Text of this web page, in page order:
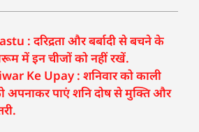
: दरिद्रता और बर्बादी से बचने के
में इन चीजों को नहीं रखें.
Ke Upay : शनिवार को काली
अपनाकर पाएं शनि दोष से मुक्ति और